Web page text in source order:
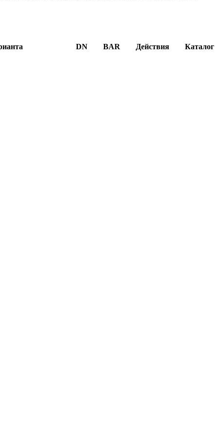
DN BAR Действия Каталог